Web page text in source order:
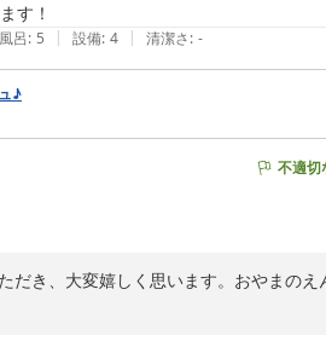
す！
呂: 5 | 設備: 4 | 清潔さ: -
♪
不適切
だき、大変嬉しく思います。おやまのえ
ます。